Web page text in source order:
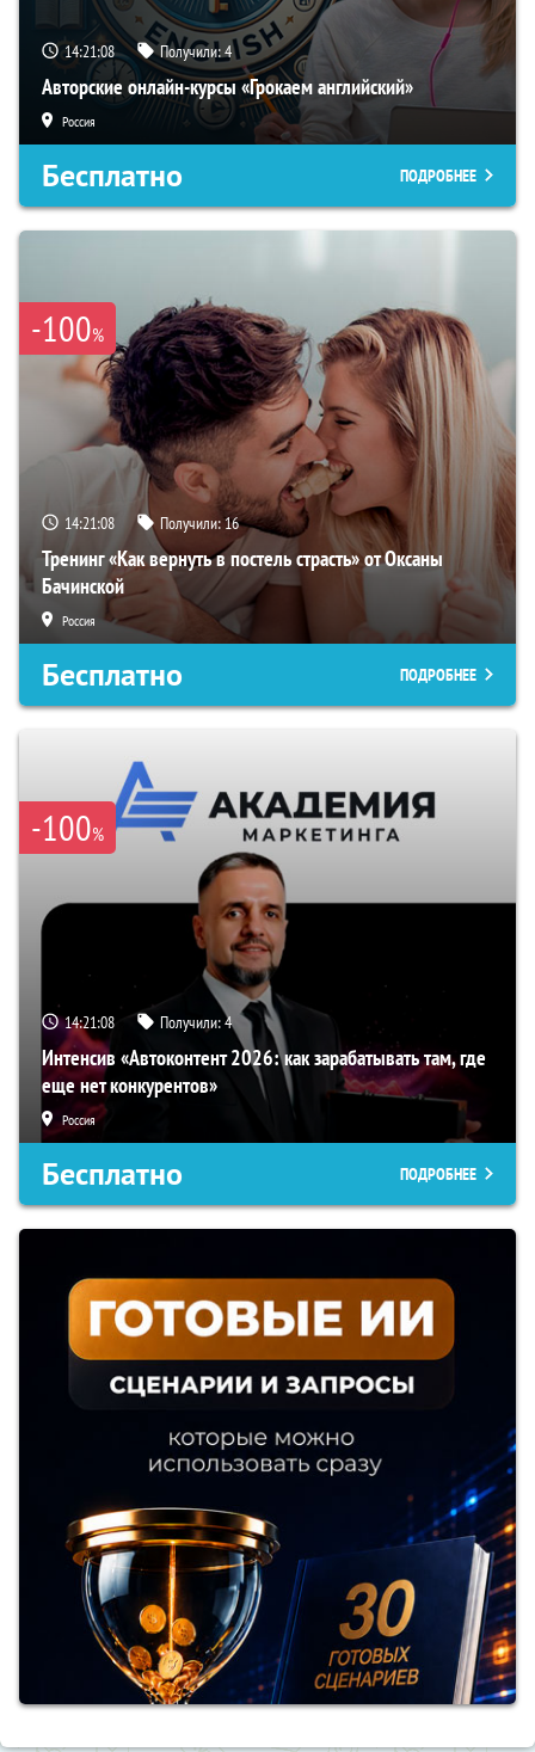
14:21:07 Получили:4
Авторские онлайн-курсы «Грокаем английский»
Россия
Бесплатно ПОДРОБНЕЕ
-100%
14:21:07 Получили:16
Тренинг «Как вернуть в постель страсть» от Оксаны
Бачинской
Россия
Бесплатно ПОДРОБНЕЕ
-100%
14:21:07 Получили:4
Интенсив «Автоконтент 2026: как зарабатывать там, где
еще нет конкурентов»
Россия
Бесплатно ПОДРОБНЕЕ